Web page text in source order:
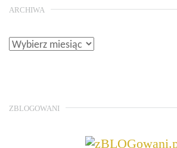
ARCHIWA
ZBLOGOWANI